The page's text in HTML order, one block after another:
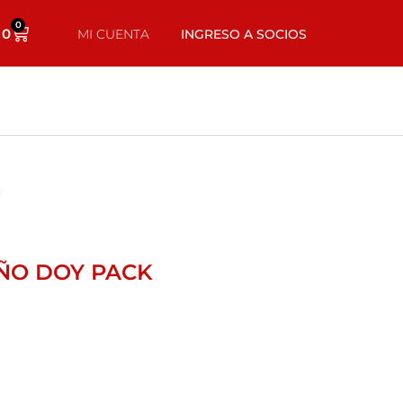
0
MI CUENTA INGRESO A SOCIOS
DOY PACK